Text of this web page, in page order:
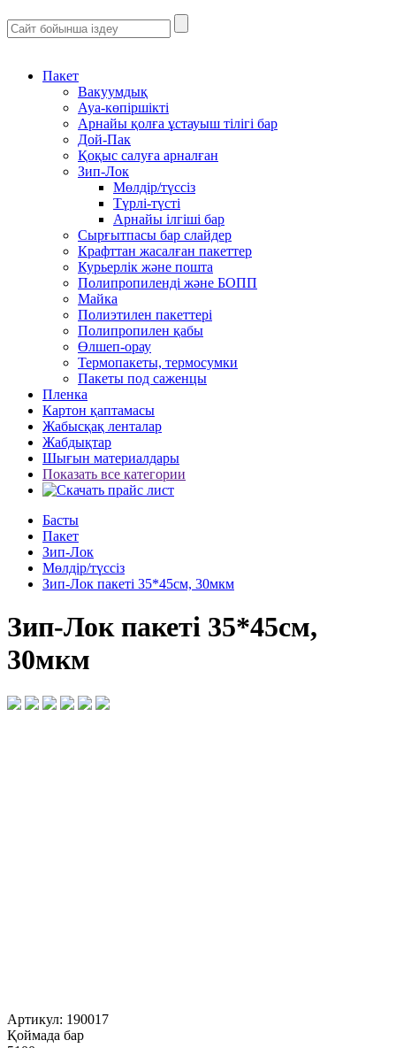
Пакет
Вакуумдық
Ауа-көпіршікті
Арнайы қолға ұстауыш тілігі бар
Дой-Пак
Қоқыс салуға арналған
Зип-Лок
Мөлдір/түссіз
Түрлі-түсті
Арнайы ілгіші бар
Сырғытпасы бар слайдер
Крафттан жасалған пакеттер
Курьерлік және пошта
Полипропиленді және БОПП
Майка
Полиэтилен пакеттері
Полипропилен қабы
Өлшеп-орау
Термопакеты, термосумки
Пакеты под саженцы
Пленка
Картон қаптамасы
Жабысқақ ленталар
Жабдықтар
Шығын материалдары
Показать все категории
Басты
Пакет
Зип-Лок
Мөлдір/түссіз
Зип-Лок пакеті 35*45см, 30мкм
Зип-Лок пакеті 35*45см,
30мкм
Артикул: 190017
Қоймада бар